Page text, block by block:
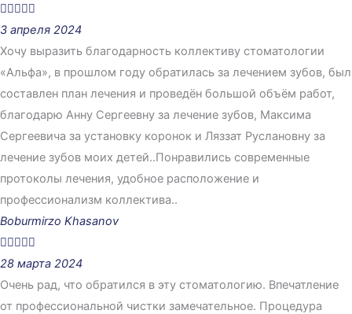

3 апреля 2024
Хочу выразить благодарность коллективу стоматологии
«Альфа», в прошлом году обратилась за лечением зубов, был
составлен план лечения и проведён большой объём работ,
благодарю Анну Сергеевну за лечение зубов, Максима
Сергеевича за установку коронок и Ляззат Руслановну за
лечение зубов моих детей..Понравились современные
протоколы лечения, удобное расположение и
профессионализм коллектива..
Boburmirzo Khasanov

28 марта 2024
Очень рад, что обратился в эту стоматологию. Впечатление
от профессиональной чистки замечательное. Процедура